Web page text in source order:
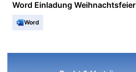
Word Einladung Weihnachtsfeier
Word